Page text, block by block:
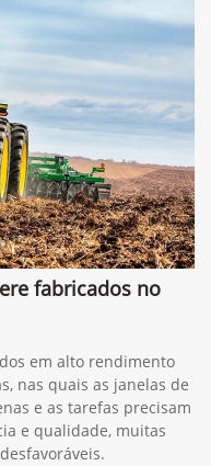
fabricados no
em alto rendimento
nas quais as janelas de
e as tarefas precisam
e qualidade, muitas